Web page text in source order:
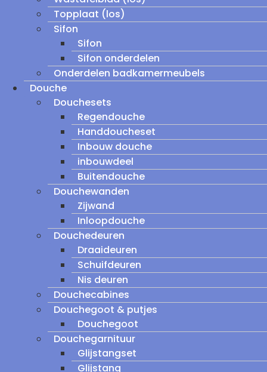
Topplaat (los)
Sifon
Sifon
Sifon onderdelen
Onderdelen badkamermeubels
Douche
Douchesets
Regendouche
Handdoucheset
Inbouw douche
inbouwdeel
Buitendouche
Douchewanden
Zijwand
Inloopdouche
Douchedeuren
Draaideuren
Schuifdeuren
Nis deuren
Douchecabines
Douchegoot & putjes
Douchegoot
Douchegarnituur
Glijstangset
Glijstang